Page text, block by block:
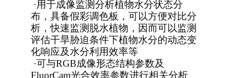
·用于成像监测分析植物水分状态分
布，具备假彩调色板，可以方便对比分
析，快速监测脱水植物，因而可以监测
评估干旱胁迫条件下植物水分的动态变
化响应及水分利用效率等
·可与RGB成像形态结构参数及
FluorCam光合效率参数进行相关分析